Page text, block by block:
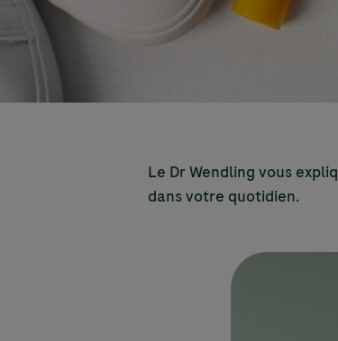
Le Dr Wendling vous
dans votre quotidien.